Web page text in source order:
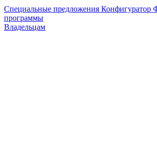
Специальные предложения Конфигуратор
программы
Владельцам